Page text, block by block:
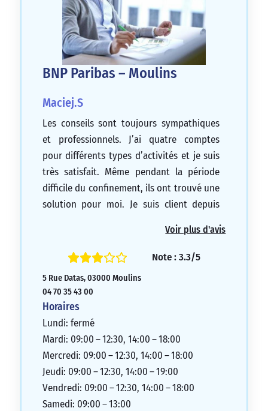
BNP Paribas – Moulins
Maciej.S
Les conseils sont toujours sympathiques
et professionnels. J’ai quatre comptes
pour différents types d’activités et je suis
très satisfait. Même pendant la période
difficile du confinement, ils ont trouvé une
solution pour moi. Je suis client depuis
5/5
Voir plus d'avis
Note : 3.3/5
5 Rue Datas, 03000 Moulins
04 70 35 43 00
Horaires
Lundi: fermé
Mardi: 09:00 – 12:30, 14:00 – 18:00
Mercredi: 09:00 – 12:30, 14:00 – 18:00
Jeudi: 09:00 – 12:30, 14:00 – 19:00
Vendredi: 09:00 – 12:30, 14:00 – 18:00
Samedi: 09:00 – 13:00